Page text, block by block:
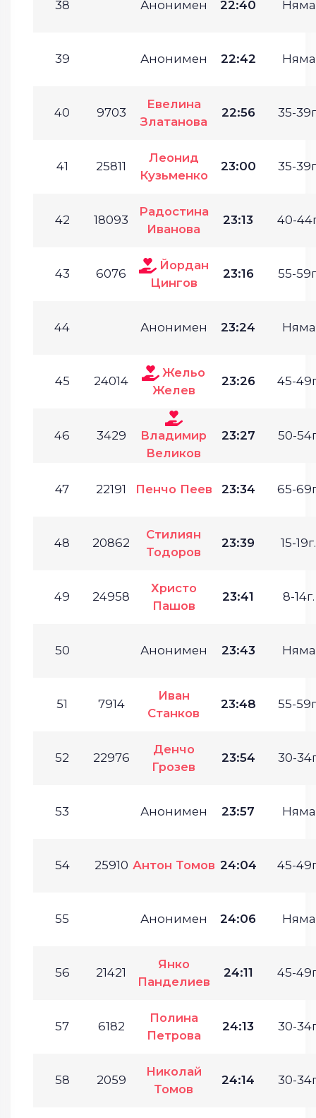
38 Анонимен 22:40 Няма
39 Анонимен 22:42 Няма
40 9703
Евелина
Златанова
22:56 35-
41 25811
Леонид
Кузьменко
23:00 35-
42 18093
Радостина
Иванова
23:13 40-
43 6076
Йордан
Цингов
23:16 55-
44 Анонимен 23:24 Няма
45 24014
Жельо
Желев
23:26 45-
46 3429
Владимир
Великов
23:27 50-
47 22191 Пенчо Пеев 23:34 65-
48 20862
Стилиян
Тодоров
23:39 15-19г.
49 24958
Христо
Пашов
23:41 8-14г.
50 Анонимен 23:43 Няма
51 7914
Иван
Станков
23:48 55-
52 22976
Денчо
Грозев
23:54 30-
53 Анонимен 23:57 Няма
54 25910 Антон Томов 24:04 45-
55 Анонимен 24:06 Няма
56 21421
Янко
Панделиев
24:11 45-
57 6182
Полина
Петрова
24:13 30-
58 2059
Николай
Томов
24:14 30-